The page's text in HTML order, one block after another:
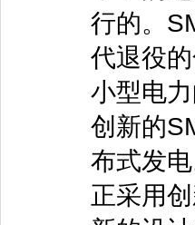
行的。
代退役
小型电
创新的
布式发
正采用